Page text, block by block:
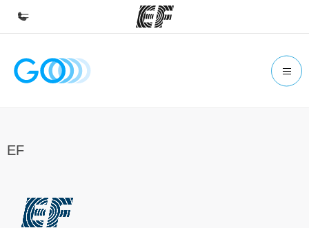
Hjem
Om oss
EF